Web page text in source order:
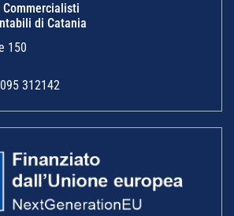
di Catania
150
312142